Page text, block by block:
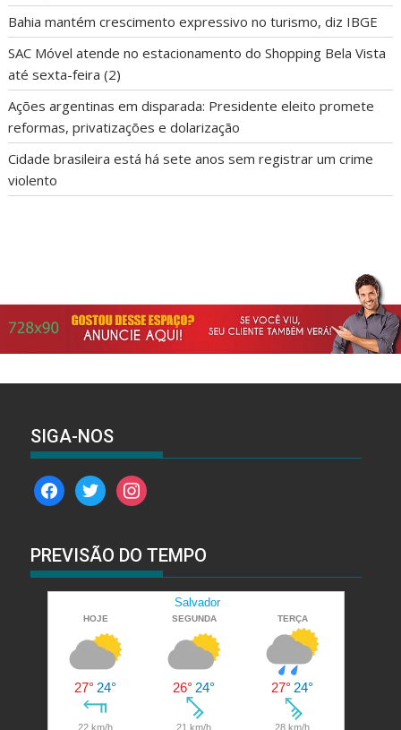
Bahia mantém crescimento expressivo no turismo, diz IBGE
SAC Móvel atende no estacionamento do Shopping Bela Vista
até sexta-feira (2)
Ações argentinas em disparada: Presidente eleito promete
reformas, privatizações e dolarização
Cidade brasileira está há sete anos sem registrar um crime
violento
SIGA-NOS
facebooktwitterinstagram
PREVISÃO DO TEMPO